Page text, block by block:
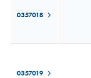
0357018
0357019